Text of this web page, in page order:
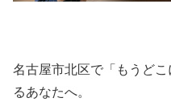
名古屋市北区で「もうど
るあなたへ。